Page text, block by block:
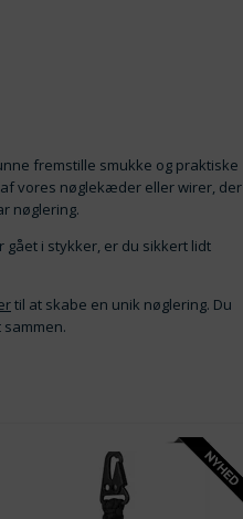
fremstille smukke og praktiske
vores nøglekæder eller wirer, der
nøglering.
i stykker, er du sikkert lidt
til at skabe en unik nøglering. Du